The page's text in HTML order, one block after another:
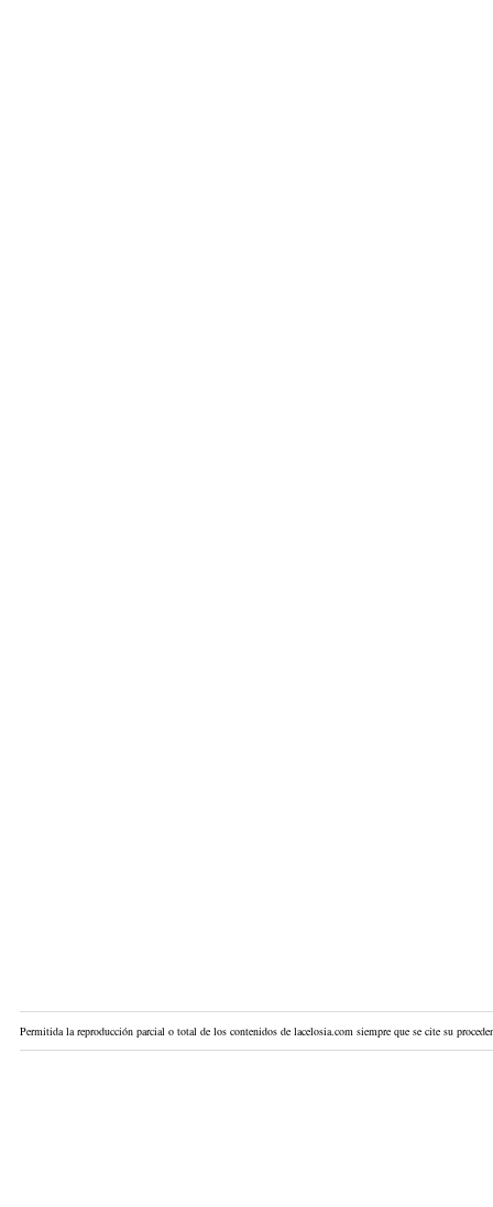
Permitida la reproducción parcial o total de los contenidos de lacelosia.com siempre que se cite su